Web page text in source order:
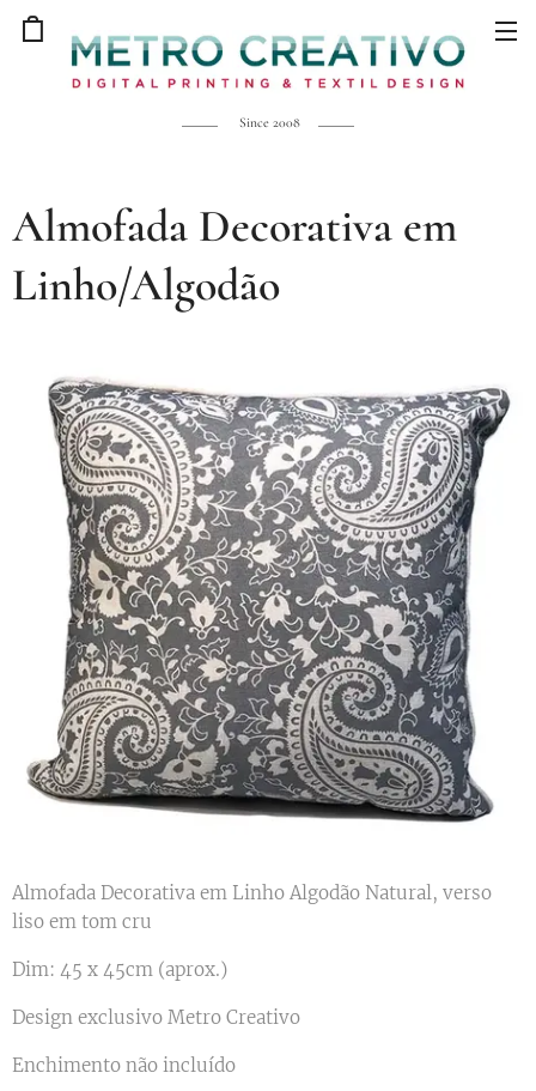
Since 2008
Almofada Decorativa em
Linho/Algodão
Almofada Decorativa em Linho Algodão Natural, verso
liso em tom cru
Dim: 45 x 45cm (aprox.)
Design exclusivo Metro Creativo
Enchimento não incluído